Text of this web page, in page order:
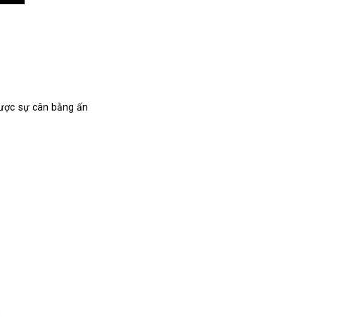
sự cân bằng ấn